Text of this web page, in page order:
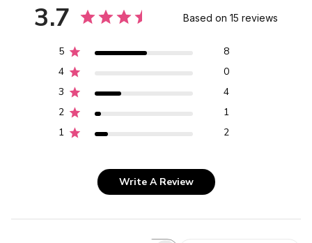
3.7 Based on 15 reviews
5
8
4
0
3
4
2
1
1
2
Write A Review